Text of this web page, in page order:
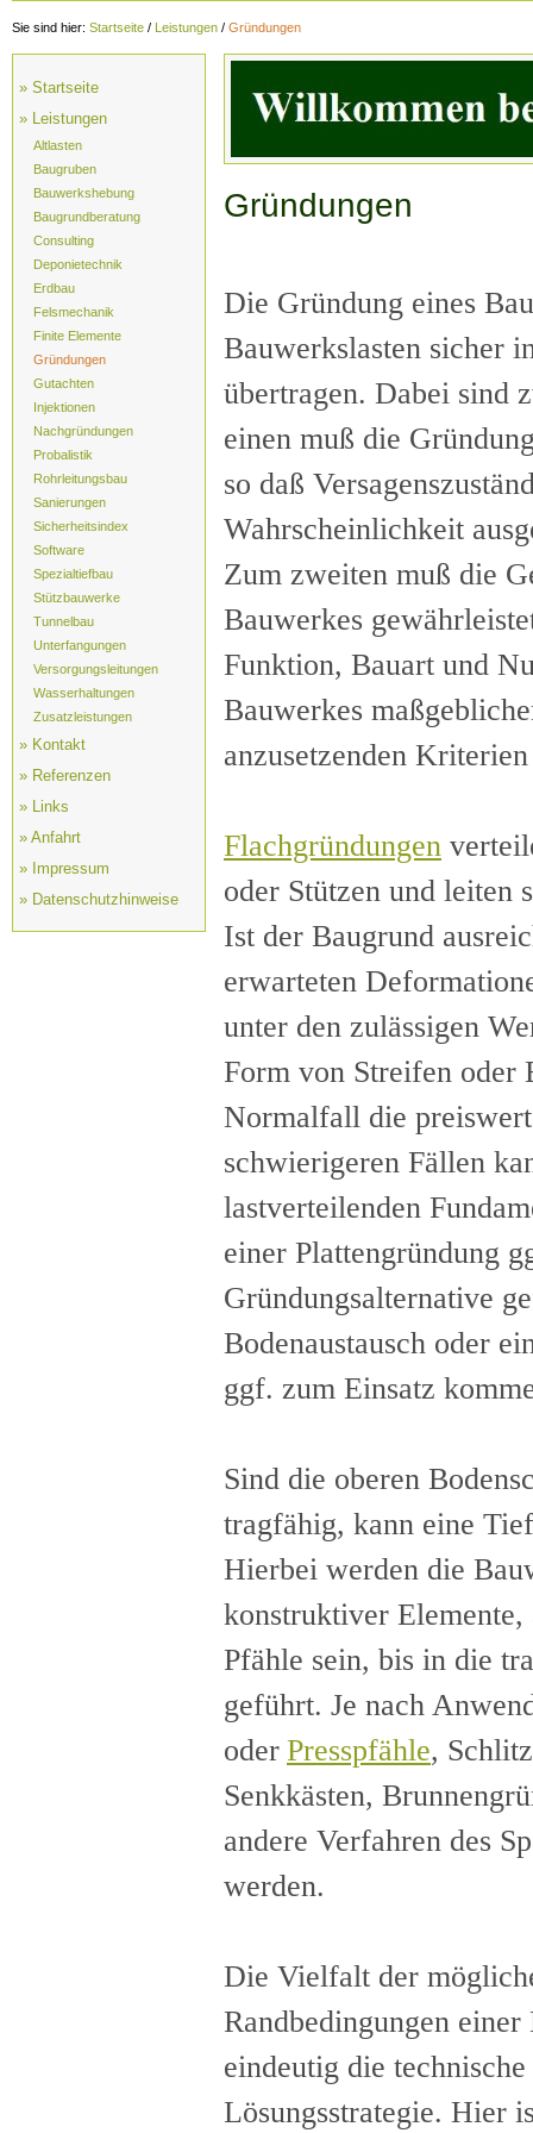
Sie sind hier: Startseite / Leistungen / Gründungen
» Startseite
» Leistungen
Altlasten
Baugruben
Bauwerkshebung
Baugrundberatung
Consulting
Deponietechnik
Erdbau
Felsmechanik
Finite Elemente
Gründungen
Gutachten
Injektionen
Nachgründungen
Probalistik
Rohrleitungsbau
Sanierungen
Sicherheitsindex
Software
Spezialtiefbau
Stützbauwerke
Tunnelbau
Unterfangungen
Versorgungsleitungen
Wasserhaltungen
Zusatzleistungen
» Kontakt
» Referenzen
» Links
» Anfahrt
» Impressum
» Datenschutzhinweise
Gründungen
Die Gründung eines
Bauwerkslasten sicher
übertragen. Dabei sind
einen muß die
so daß
Wahrscheinlichkeit
Zum zweiten muß die
Bauwerkes
Funktion, Bauart und
Bauwerkes
anzusetzenden
Flachgründungen
oder Stützen und leiten
Ist der Baugrund
erwarteten
unter den zulässigen
Form von Streifen oder
Normalfall die
schwierigeren Fällen
lastverteilenden
einer Plattengründung
Gründungsalternative
Bodenaustausch oder
ggf. zum Einsatz
Sind die oberen
tragfähig, kann eine
Hierbei werden die
konstruktiver Elemente,
Pfähle sein, bis in die
geführt. Je nach
oder Presspfähle,
Senkkästen,
andere Verfahren des
werden.
Die Vielfalt der
Randbedingungen
eindeutig die
Lösungsstrategie. Hier